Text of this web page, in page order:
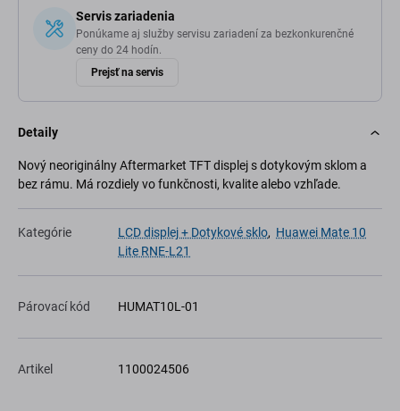
Servis zariadenia
Ponúkame aj služby servisu zariadení za bezkonkurenčné
ceny do 24 hodín.
Prejsť na servis
Detaily
Nový neoriginálny Aftermarket TFT displej s dotykovým sklom a
bez rámu. Má rozdiely vo funkčnosti, kvalite alebo vzhľade.
Kategórie LCD displej + Dotykové sklo, Huawei Mate 10
Lite RNE-L21
Párovací kód HUMAT10L-01
Artikel 1100024506